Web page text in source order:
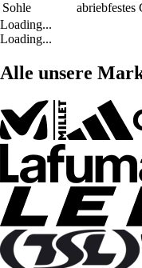
Sohle
abriebfestes
Loading...
Loading...
Alle unsere